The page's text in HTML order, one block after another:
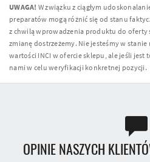
UWAGA! W związku z ciągłym
preparatów mogą różnić się od stanu
z chwilą wprowadzenia produktu do oferty
zmianę dostrzeżemy. Nie jesteśmy w
wartości INCI w ofercie sklepu, ale jeśli jest
nami w celu weryfikacji konkretnej pozycji.
OPINIE NASZYCH